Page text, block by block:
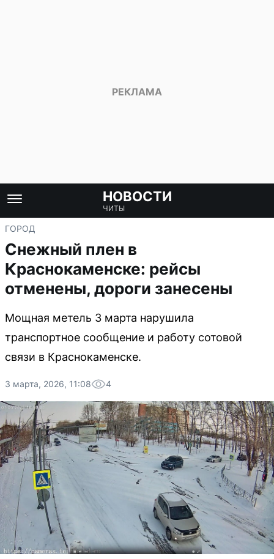
НОВОСТИ
ЧИТЫ
ГОРОД
Снежный плен в
Краснокаменске: рейсы
отменены, дороги занесены
Мощная метель 3 марта нарушила
транспортное сообщение и работу сотовой
связи в Краснокаменске.
3 марта, 2026, 11:08 4